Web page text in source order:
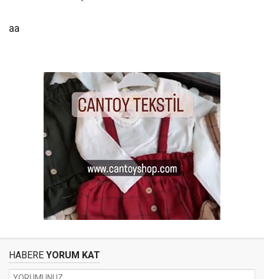
aa
HABERE YORUM KAT